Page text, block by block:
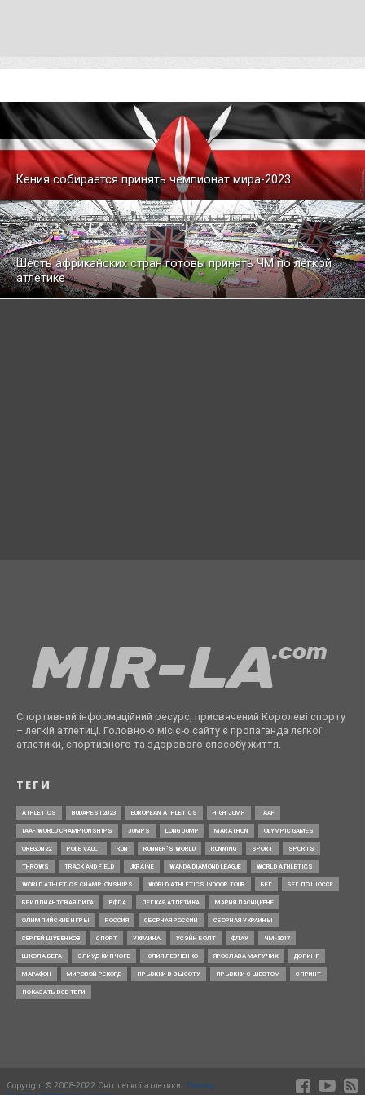
Кения собирается принять чемпионат мира-2023
Шесть африканских стран готовы принять ЧМ по легкой
атлетике
Спортивний інформаційний ресурс, присвячений Королеві спорту
– легкій атлетиці. Головною місією сайту є пропаганда легкої
атлетики, спортивного та здорового способу життя.
ТЕГИ
ATHLETICS BUDAPEST2023 EUROPEAN ATHLETICS HIGH JUMP IAAF
IAAF WORLD CHAMPIONSHIPS JUMPS LONG JUMP MARATHON OLYMPIC GAMES
OREGON22 POLE VAULT RUN RUNNER’S WORLD RUNNING SPORT SPORTS
THROWS TRACK AND FIELD UKRAINE WANDA DIAMOND LEAGUE WORLD ATHLETICS
WORLD ATHLETICS CHAMPIONSHIPS WORLD ATHLETICS INDOOR TOUR БЕГ БЕГ ПО ШОССЕ
БРИЛЛИАНТОВАЯ ЛИГА ВФЛА ЛЕГКАЯ АТЛЕТИКА МАРИЯ ЛАСИЦКЕНЕ
ОЛИМПИЙСКИЕ ИГРЫ РОССИЯ СБОРНАЯ РОССИИ СБОРНАЯ УКРАИНЫ
СЕРГЕЙ ШУБЕНКОВ СПОРТ УКРАИНА УСЭЙН БОЛТ ФЛАУ ЧМ-2017
ШКОЛА БЕГА ЭЛИУД КИПЧОГЕ ЮЛИЯ ЛЕВЧЕНКО ЯРОСЛАВА МАГУЧИХ ДОПИНГ
МАРАФОН МИРОВОЙ РЕКОРД ПРЫЖКИ В ВЫСОТУ ПРЫЖКИ С ШЕСТОМ СПРИНТ
ПОКАЗАТЬ ВСЕ ТЕГИ
Copyright © 2008-2022 Світ легкої атлетики. Timing